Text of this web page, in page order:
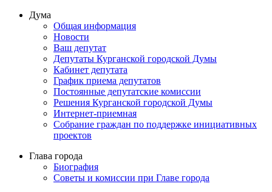
Дума
Общая информация
Новости
Ваш депутат
Депутаты Курганской городской Думы
Кабинет депутата
График приема депутатов
Постоянные депутатские комиссии
Решения Курганской городской Думы
Интернет-приемная
Собрание граждан по поддержке инициативных
проектов
Глава города
Биография
Советы и комиссии при Главе города